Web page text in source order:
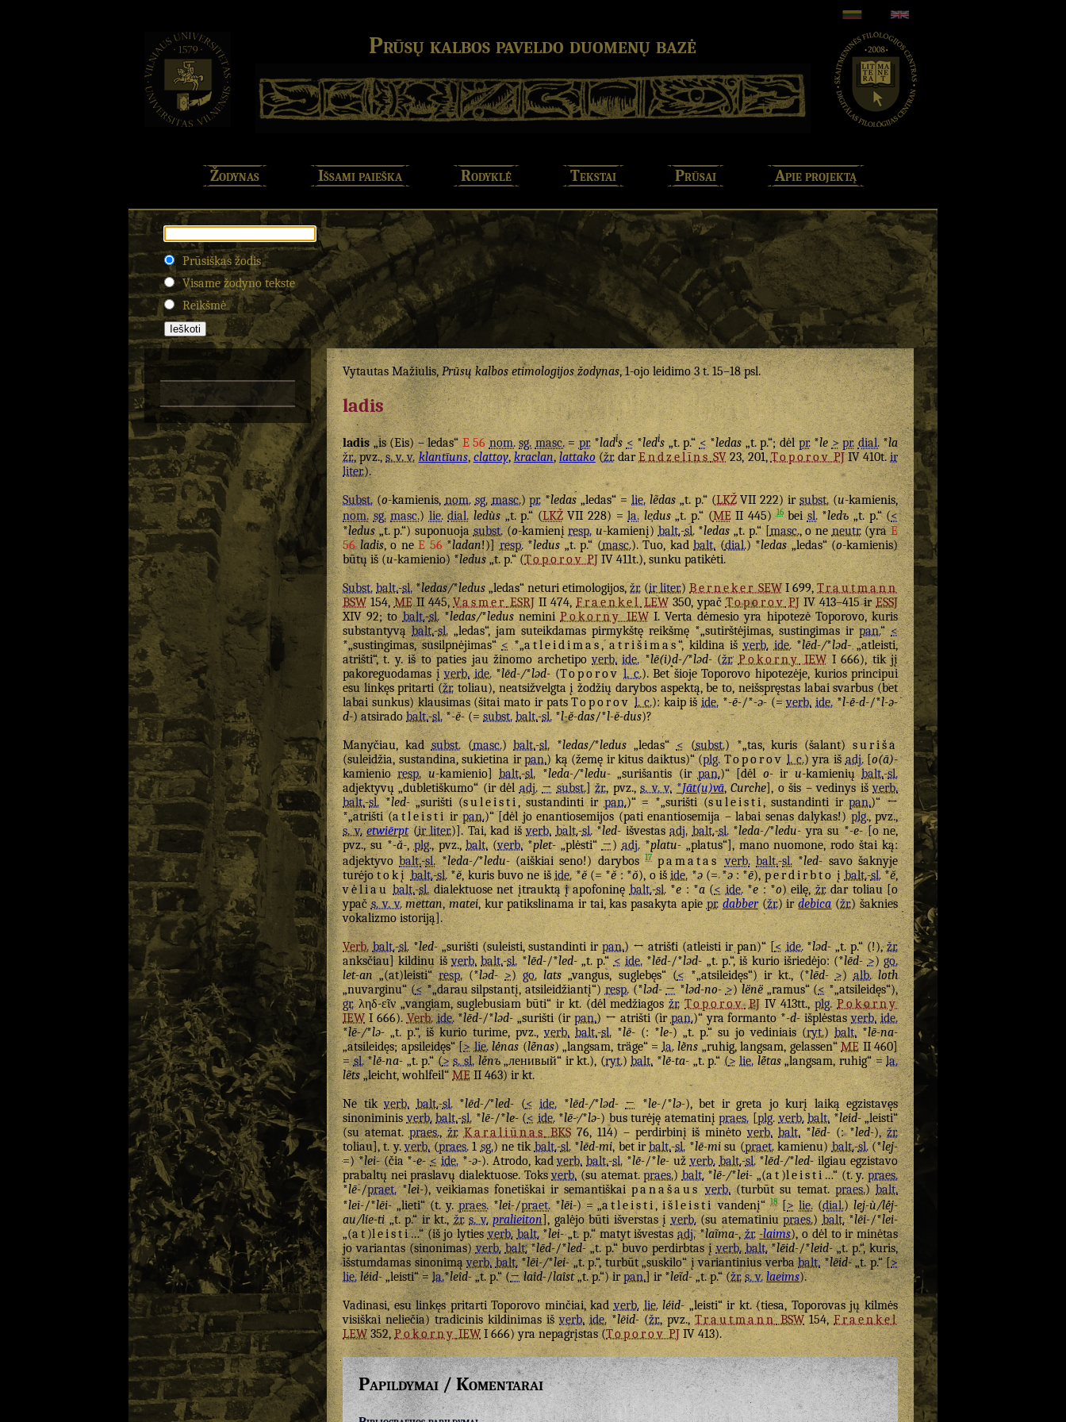
Prūsų kalbos paveldo duomenų bazė
Žodynas Išsami paieška Rodyklė Tekstai Prūsai Apie projektą
Prūsiškas žodis
Visame žodyno tekste
Reikšmė
Vytautas Mažiulis,Prūsų kalbos etimologijos žodynas, 1-ojo leidimo 3 t. 15–18 psl.
ladis
ladis„is (Eis) – ledas“E 56 nom. sg. masc.=pr.*ladis <*ledis„t. p.“<*ledas„t. p.“; dėlpr.*le > pr. dial.*la
žr., pvz.,s. v. v. klantīuns,clattoy, kraclan,lattako(žr.darEndzelīnsSV23, 201,ToporovPJIV 410t.ir
liter.).
Subst.(o-kamienis,nom. sg. masc.)pr.*ledas„ledas“ =lie. lẽdas„t. p.“ (LKŽVII 222) irsubst. (u-kamienis,
nom. sg. masc.)lie. dial. ledùs„t. p.“ (LKŽVII 228) =la. le̹dus„t. p.“ (MEII 445)16beisl.*ledъ„t. p.“ (<
*ledus„t. p.“) suponuojasubst.(o-kamienįresp. u-kamienį)balt.-sl.*ledas„t. p.“ [masc., o neneutr.(yraE
56 ladis, o neE 56*ladan!)]resp.*ledus„t. p.“ (masc.). Tuo, kadbalt.(dial.) *ledas„ledas“ (o-kamienis)
būtų iš (u-kamienio) *ledus„t. p.“ (ToporovPJIV 411t.), sunku patikėti.
Subst. balt.-sl.*ledas/*ledus„ledas“ neturi etimologijos,žr.(ir liter.)BernekerSEWI 699,Trautmann
BSW154,MEII 445,VasmerESRJII 474,FraenkelLEW350, ypačToporovPJIV 413–415 irESSJ
XIV 92; tobalt.-sl.*ledas/*ledusneminiPokornyIEWI. Verta dėmesio yra hipotezė Toporovo, kuris
substantyvąbalt.-sl.„ledas“, jam suteikdamas pirmykštę reikšmę *„sutirštėjimas, sustingimas irpan.“<
*„sustingimas, susilpnėjimas“<*„atleidimas,atrišimas“, kildina išverb. ide.*lēd-/*ləd-„atleisti,
atrišti“, t. y. iš to paties jau žinomo archetipoverb. ide.*lē(i)d-/*ləd-(žr. PokornyIEWI 666), tik jį
pakoreguodamas įverb. ide.*lēd-/*ləd-(Toporov l. c.). Bet šioje Toporovo hipotezėje, kurios principui
esu linkęs pritarti (žr.toliau), neatsižvelgta į žodžių darybos aspektą, be to, neišspręstas labai svarbus (bet
labai sunkus) klausimas (šitai mato ir patsToporov l. c.): kaip išide.*-ē-/*-ə-(=verb. ide.*l-ē-d-/*l-ə-
d-) atsiradobalt.-sl.*-ĕ-(=subst. balt.-sl.*l-ĕ-das/*l-ĕ-dus)?
Manyčiau, kadsubst.(masc.)balt.-sl.*ledas/*ledus„ledas“ <(subst.) *„tas, kuris (šalant)suriša
(suleidžia, sustandina, sukietina irpan.) ką (žemę ir kitus daiktus)“ (plg. Toporov l. c.) yra išadj.[o(ā)-
kamienioresp. u-kamienio]balt.-sl.*leda-/*ledu-„surišantis (irpan.)“ [dėlo-iru-kamieniųbalt.-sl.
adjektyvų „dubletiškumo“ (ir dėladj. → subst.]žr., pvz.,s. v. v. *Jāt(u)vā,Curche], o šis – vedinys išverb.
balt.-sl. *led-„surišti (suleisti, sustandinti irpan.)“ = *„surišti (suleisti, sustandinti irpan.)“ ↔
*„atrišti (atleistiirpan.)“ [dėl jo enantiosemijos (pati enantiosemija – labai senas dalykas!)plg., pvz.,
s. v. etwiērpt(ir liter.)]. Tai, kad išverb. balt.-sl.*led-išvestasadj. balt.-sl.*leda-/*ledu-yra su *-e-[o ne,
pvz., su *-ă-,plg., pvz.,balt.(verb.*plet-„plėsti“→)adj.*platu-„platus“], mano nuomone, rodo štai ką:
adjektyvobalt.-sl.*leda-/*ledu-(aiškiai seno!) darybos17 pamatas verb. balt.-sl.*led-savo šaknyje
turėjotokį balt.-sl.*ĕ, kuris buvo ne išide.*ĕ(= *ĕ: *ŏ), o išide.*ə(= *ə: *ē),perdirbtoįbalt.-sl.*ĕ,
vėliau balt.-sl.dialektuose net įtrauktą į apofoninębalt.-sl.*e: *a(< ide.*e: *o) eilę,žr.dar toliau [o
ypačs. v. v. mettan,matei, kur patikslinama ir tai, kas pasakyta apiepr. dabber(žr.) irdebica(žr.) šaknies
vokalizmo istoriją].
Verb. balt.-sl.*led-„surišti (suleisti, sustandinti irpan.) ↔ atrišti (atleisti ir pan)“ [< ide.*ləd-„t. p.“ (!),žr.
anksčiau] kildinu išverb. balt.-sl.*lēd-/*led-„t. p.“< ide.*lēd-/*ləd-„t. p.“, iš kurio išriedėjo: (*lēd- >)go.
let-an„(at)leisti“resp.(*ləd- >)go. lats„vangus, suglebęs“ (<*„atsileidęs“) ir kt., (*lēd- >)alb. loth
„nuvarginu“ (<*„darau silpstantį, atsileidžiantį“)resp.(*ləd- →*ləd-no- >)lënë„ramus“ (<*„atsileidęs“),
gr. ληδ-εῖν„vangiam, suglebusiam būti“ ir kt. (dėl medžiagosžr. ToporovPJIV 413tt.,plg. Pokorny
IEWI 666).Verb. ide.*lēd-/*ləd-„surišti (irpan.) ↔ atrišti (irpan.)“ yra formanto *-d-išplėstasverb. ide.
*lē-/*lə-„t. p.“, iš kurio turime, pvz.,verb. balt.-sl.*lē-(: *le-) „t. p.“ su jo vediniais (ryt.)balt.*lē-na-
„atsileidęs; apsileidęs“ [> lie. lė́nas(lė̃nas) „langsam, träge“ =la. lḕns„ruhig, langsam, gelassen“MEII 460]
=sl.*lē-na-„t. p.“ (> s. sl. lěnъ„ленивый“ ir kt.), (ryt.)balt.*lē-ta-„t. p.“ (> lie. lė̃tas„langsam, ruhig“ =la.
lẽts„leicht, wohlfeil“MEII 463) ir kt.
Ne tikverb. balt.-sl.*lēd-/*led-(< ide.*lēd-/*ləd- ←*le-/*lə-), bet ir greta jo kurį laiką egzistavęs
sinoniminisverb. balt.-sl.*lē-/*le-(< ide.*lē-/*lə-) bus turėję atematinįpraes.[plg. verb. balt.*leid-„leisti“
(su atemat.praes.,žr. KaraliūnasBKS76, 114) – perdirbinį iš minėtoverb. balt.*lēd-(: *led-),žr.
toliau], t. y.verb.(praes.1sg.) ne tikbalt.-sl.*lēd-mi, bet irbalt.-sl.*lē-misu (praet.kamienu)balt.-sl.(*lej-
=) *lei-(čia *-e- < ide.*-ə-). Atrodo, kadverb. balt.-sl.*lē-/*le-užverb. balt.-sl.*lēd-/*led-ilgiau egzistavo
prabaltų nei praslavų dialektuose. Toksverb.(su atemat.praes.)balt.*lē-/*lei-„(at)leisti…“ (t. y.praes.
*lē-/praet.*lei-), veikiamas fonetiškai ir semantiškaipanašaus verb.(turbūt su temat.praes.)balt.
*lei-/*lēi-„lieti“ (t. y.praes.*lei-/praet.*lēi-) = „atleisti,išleistivandenį“18[> lie.(dial.)lej-ù/lė́j-
au/líe-ti„t. p.“ ir kt.,žr. s. v. pralieiton], galėjo būti išverstas įverb.(su atematiniupraes.)balt.*lēi-/*lei-
„(at)leisti…“ (iš jo lytiesverb. balt.*lei-„t. p.“ matyt išvestasadj.*laĩma-,žr. -laims), o dėl to ir minėtas
jo variantas (sinonimas)verb. balt.*lēd-/*led-„t. p.“ buvo perdirbtas įverb. balt.*lēid-/*leid-„t. p.“, kuris,
išstumdamas sinonimąverb. balt.*lēi-/*lei-„t. p.“, turbūt „suskilo“ į variantinius verbabalt.*lēid-„t. p.“ [>
lie. léid-„leisti“ =la.*leîd-„t. p.“ (→ laîd-/laîst„t. p.“) irpan.] ir *leĩd-„t. p.“ (žr. s. v. laeims).
Vadinasi, esu linkęs pritarti Toporovo minčiai, kadverb. lie. léid-„leisti“ ir kt. (tiesa, Toporovas jų kilmės
visiškai neliečia) tradicinis kildinimas išverb. ide.*lēid-(žr., pvz.,TrautmannBSW154,Fraenkel
LEW352,PokornyIEWI 666) yra nepagrįstas (ToporovPJIV 413).
Papildymai / Komentarai